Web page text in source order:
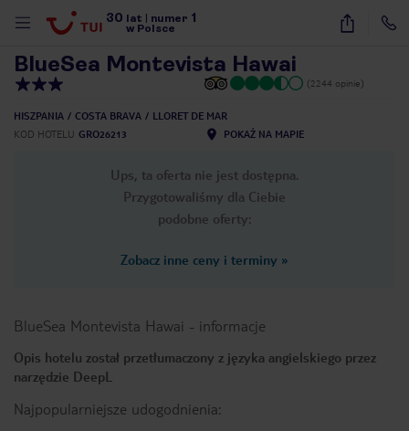
30 lat numer 1
w Polsce
32
BlueSea Montevista Hawai
(2244 opinie)
HISZPANIA COSTA BRAVA
LLORET DE MAR
KOD HOTELU GRO26213 POKAŻ NA MAPIE
Ups, ta oferta nie jest dostępna.
Przygotowaliśmy dla Ciebie
podobne oferty:
Zobacz inne ceny i terminy »
BlueSea Montevista Hawai - informacje
Opis hotelu został przetłumaczony z języka angielskiego przez
narzędzie DeepL
Najpopularniejsze udogodnienia: